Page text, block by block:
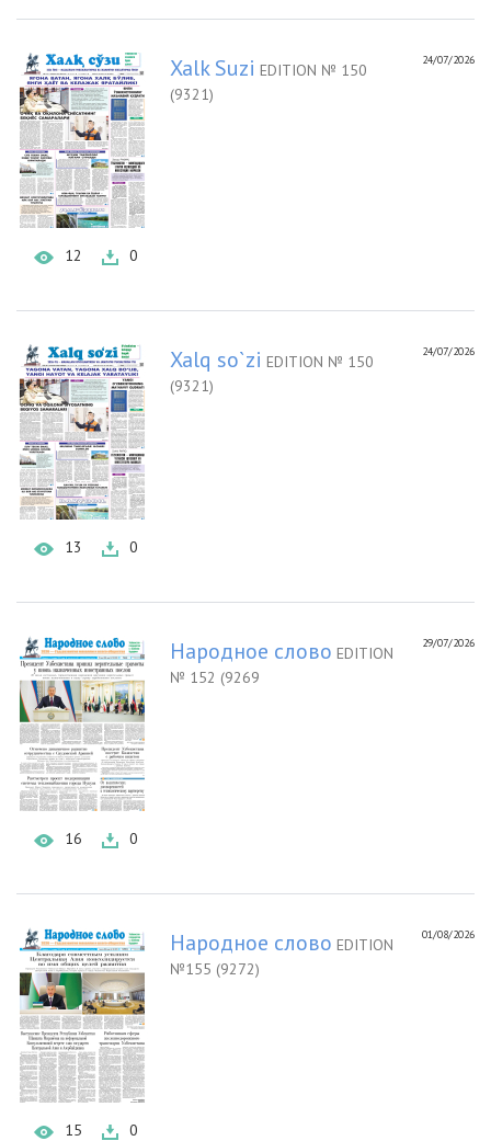
12 0
24/07/2026
Xalk Suzi EDITION № 150
(9321)
13 0
24/07/2026
Xalq so`zi EDITION № 150
(9321)
16 0
29/07/2026
Народное слово EDITION
№ 152 (9269
15 0
01/08/2026
Народное слово EDITION
№155 (9272)